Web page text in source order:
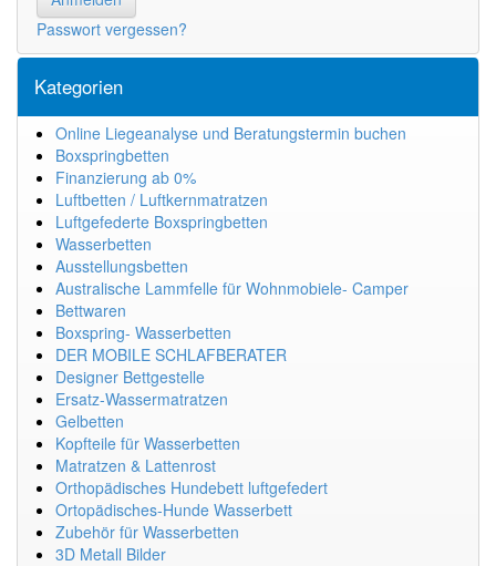
Passwort vergessen?
Kategorien
Online Liegeanalyse und Beratungstermin buchen
Boxspringbetten
Finanzierung ab 0%
Luftbetten / Luftkernmatratzen
Luftgefederte Boxspringbetten
Wasserbetten
Ausstellungsbetten
Australische Lammfelle für Wohnmobiele- Camper
Bettwaren
Boxspring- Wasserbetten
DER MOBILE SCHLAFBERATER
Designer Bettgestelle
Ersatz-Wassermatratzen
Gelbetten
Kopfteile für Wasserbetten
Matratzen & Lattenrost
Orthopädisches Hundebett luftgefedert
Ortopädisches-Hunde Wasserbett
Zubehör für Wasserbetten
3D Metall Bilder